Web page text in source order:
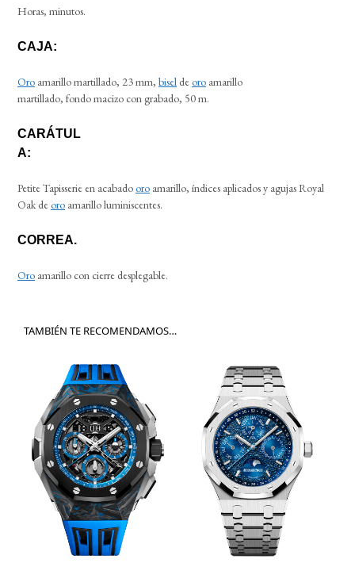
Horas, minutos.
CAJA:
Oro amarillo martillado, 23 mm, bisel deoro amarillo
martillado, fondo macizo con grabado, 50 m.
CARÁTUL
A:
Petite Tapisserie en acabadooro amarillo, índices aplicados y agujas Royal
Oak deoro amarillo luminiscentes.
CORREA.
Oro amarillo con cierre desplegable.
TAMBIÉN TE RECOMENDAMOS…